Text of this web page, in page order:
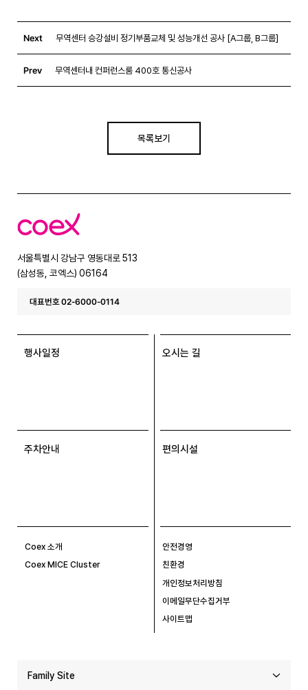
Next 무역센터 승강설비 정기부품교체 및 성능개선 공사 [A그룹, B그룹]
Prev 무역센터내 컨퍼런스룸 400호 통신공사
목록보기
코
엑
서울특별시 강남구 영동대로 513
(삼성동, 코엑스) 06164
대표번호 02-6000-0114
행사일정 오시는 길
주차안내 편의시설
Coex 소개
Coex MICE Cluster
안전경영
친환경
개인정보처리방침
이메일무단수집거부
사이트맵
Family Site